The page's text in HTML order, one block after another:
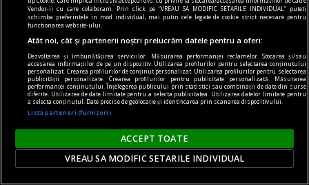
blogul cititorilor
O preascurtă istorie a vergeturilor
Perfecțiunea rămîne o iluzie pentru că este
redefinită o dată la cîțiva ani.
Vendor-ii cu care colaboram. Prin click pe “VREAU SA MODIFIC SETARILE INDIVIDUAL” puteti
schimba preferintele in mod individual, mai putin cele legate de cookie strict necesare pentru
functionarea website-ului.
Atât noi, cât și partenerii noștri prelucrăm datele pentru a oferi:
Dezvoltarea și îmbunătățirea serviciilor. Măsurarea performanței reclamelor. Stocarea și/sau
accesarea informațiilor de pe un dispozitiv. Utilizarea profilurilor pentru selectarea conținutului
personalizat. Crearea profilurilor de conținut personalizat. Utilizarea profilurilor pentru selectarea
publicității personalizate. Crearea profilurilor pentru publicitate personalizată. Măsurarea
performanței conținutului. Înțelegerea publicului prin statistici sau combinații de date din surse
diferite. Utilizarea de date limitate pentru a selecta publicitatea. Utilizarea datelor limitate pentru
a selecta conținutul. Date precise de geolocație și identificarea prin scanarea dispozitivului.
Listă parteneri (furnizori)
ACCEPT TOATE
VREAU SA MODIFIC SETARILE INDIVIDUAL